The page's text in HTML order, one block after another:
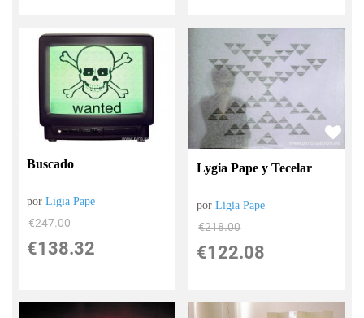
Buscado
porLigia Pape
€247.00
€138.32
Lygia Pape y Tecelar
porLigia Pape
€218.00
€122.08